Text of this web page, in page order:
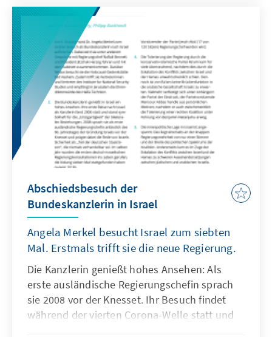
für Energiekonsumentinnen und -
konsumenten auszugleichen. Kurzfristig
erleben die fossilen Energieträger Öl, Gas und
Kohle dadurch eine ökonomische
Renaissance. Für den anstehenden
Klimagipfel (COP26) der Vereinten Nationen
(VN) in Glasgow sind das denkbar schlechte
Vorzeichen. Es drängt sich die Frage auf, ob
die Energiekrise die Bekämpfung der
Klimakrise vertagt. Vor allem die großen CO2-
Emittenten China und Indien stehen im
Abschiedsbesuch der
Bundeskanzlerin in Israel
Angela Merkel besucht Israel zum siebten
Mal. Erstmals trifft sie die neue Regierung.
Die Kanzlerin genießt hohes Ansehen: Als
erste ausländische Regierungschefin sprach
sie 2008 vor der Knesset. Ihr Besuch findet
während der vierten Corona-Welle statt und